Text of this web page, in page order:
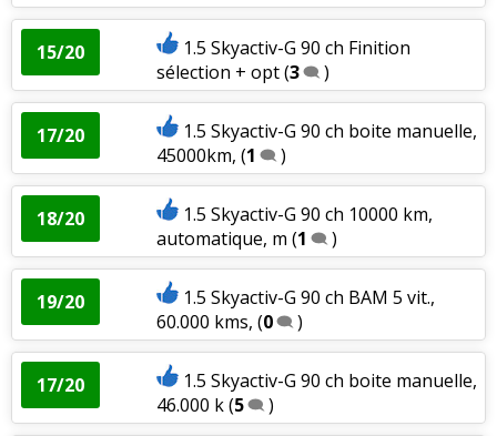
15/20
1.5 Skyactiv-G 90 ch Finition
sélection + opt(3 )
17/20
1.5 Skyactiv-G 90 ch boite manuelle,
45000km, (1 )
18/20
1.5 Skyactiv-G 90 ch 10000 km,
automatique, m (1 )
19/20
1.5 Skyactiv-G 90 ch BAM 5 vit.,
60.000 kms, (0 )
17/20
1.5 Skyactiv-G 90 ch boite manuelle,
46.000 k(5 )